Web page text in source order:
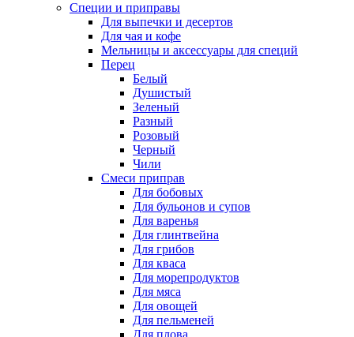
Специи и приправы
Для выпечки и десертов
Для чая и кофе
Мельницы и аксессуары для специй
Перец
Белый
Душистый
Зеленый
Разный
Розовый
Черный
Чили
Смеси приправ
Для бобовых
Для бульонов и супов
Для варенья
Для глинтвейна
Для грибов
Для кваса
Для морепродуктов
Для мяса
Для овощей
Для пельменей
Для плова